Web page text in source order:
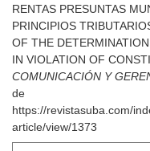
RENTAS PRESUNTAS
PRINCIPIOS
OF THE
IN VIOLATION OF
COMUNICACIÓN Y
de
https://revistasuba.com/
article/view/1373